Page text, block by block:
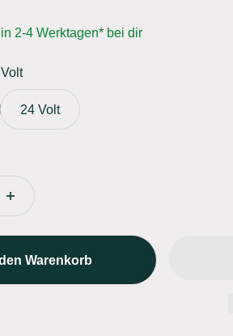
2-4 Werktagen* bei dir
24 Volt
den Warenkorb